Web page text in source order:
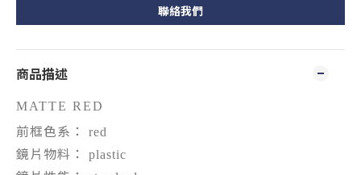
聯絡我們
商品描述
MATTE RED
前框色系： red
鏡片物料： plastic